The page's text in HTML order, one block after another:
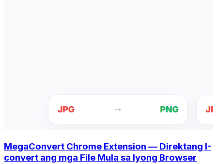
MegaConvert Chrome Extension — Direktang I-
convert ang mga File Mula sa Iyong Browser